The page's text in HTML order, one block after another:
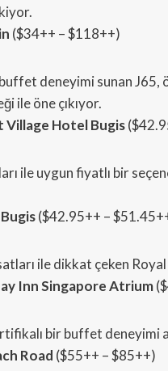
($34++ – $118++)
deneyimi sunan
ile öne çıkıyor.
Hotel Bugis
ile uygun fiyatlı bir
($42.95++ –
ile dikkat çeken
Inn Singapore Atrium
bir buffet deneyimi
Road ($55++ – $85++)